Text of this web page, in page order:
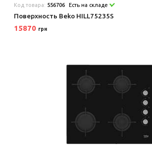
Код товара: 556706 Есть на складе
Поверхность Beko HILL75235S
15870 грн